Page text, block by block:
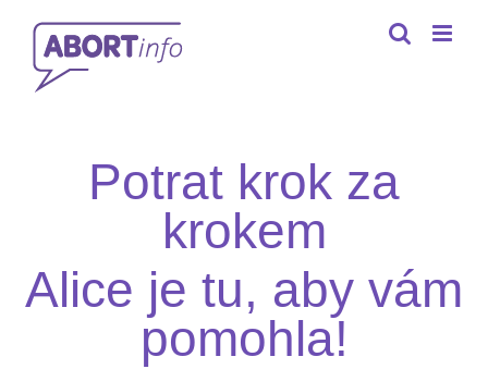
content
Potrat krok za
krokem
Alice je tu, aby vám
pomohla!